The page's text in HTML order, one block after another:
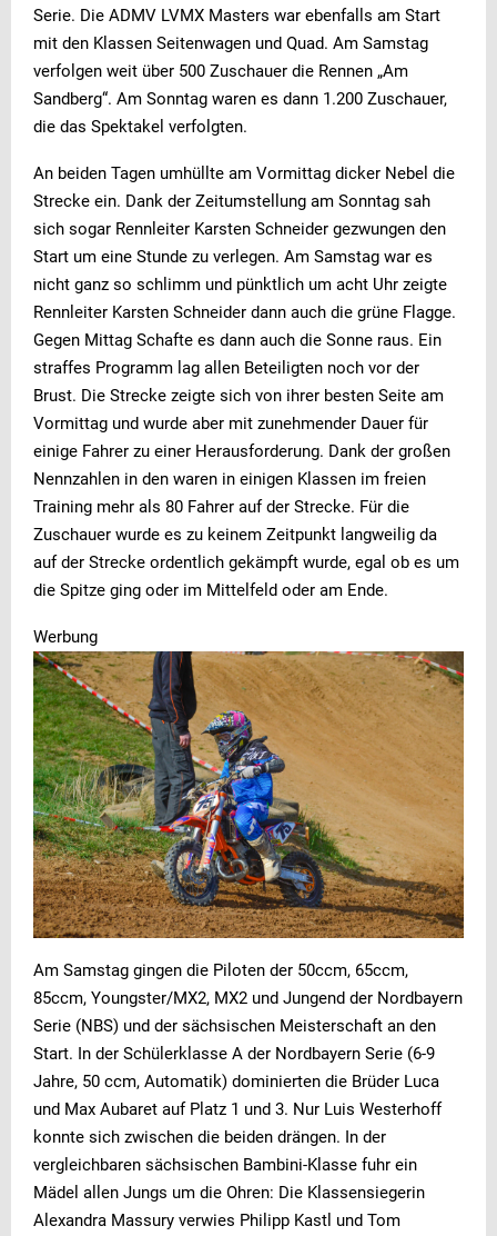
Serie. Die ADMV LVMX Masters war ebenfalls am Start
mit den Klassen Seitenwagen und Quad. Am Samstag
verfolgen weit über 500 Zuschauer die Rennen „Am
Sandberg“. Am Sonntag waren es dann 1.200 Zuschauer,
die das Spektakel verfolgten.
An beiden Tagen umhüllte am Vormittag dicker Nebel die
Strecke ein. Dank der Zeitumstellung am Sonntag sah
sich sogar Rennleiter Karsten Schneider gezwungen den
Start um eine Stunde zu verlegen. Am Samstag war es
nicht ganz so schlimm und pünktlich um acht Uhr zeigte
Rennleiter Karsten Schneider dann auch die grüne Flagge.
Gegen Mittag Schafte es dann auch die Sonne raus. Ein
straffes Programm lag allen Beteiligten noch vor der
Brust. Die Strecke zeigte sich von ihrer besten Seite am
Vormittag und wurde aber mit zunehmender Dauer für
einige Fahrer zu einer Herausforderung. Dank der großen
Nennzahlen in den waren in einigen Klassen im freien
Training mehr als 80 Fahrer auf der Strecke. Für die
Zuschauer wurde es zu keinem Zeitpunkt langweilig da
auf der Strecke ordentlich gekämpft wurde, egal ob es um
die Spitze ging oder im Mittelfeld oder am Ende.
Werbung
Am Samstag gingen die Piloten der 50ccm, 65ccm,
85ccm, Youngster/MX2, MX2 und Jungend der Nordbayern
Serie (NBS) und der sächsischen Meisterschaft an den
Start. In der Schülerklasse A der Nordbayern Serie (6-9
Jahre, 50 ccm, Automatik) dominierten die Brüder Luca
und Max Aubaret auf Platz 1 und 3. Nur Luis Westerhoff
konnte sich zwischen die beiden drängen. In der
vergleichbaren sächsischen Bambini-Klasse fuhr ein
Mädel allen Jungs um die Ohren: Die Klassensiegerin
Alexandra Massury verwies Philipp Kastl und Tom